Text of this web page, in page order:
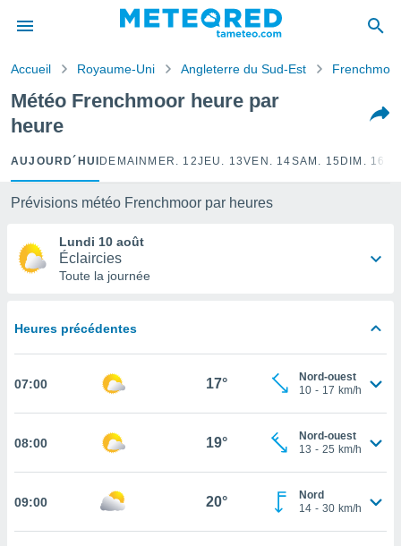
de
a
par
des
par le
CONTINUER
Accueil Royaume-Uni Angleterre du Sud-Est Frenchmoor
Météo Frenchmoor heure par
heure
AUJOURD´HUI DEMAIN MER. 12JEU. 13VEN. 14SAM. 15 DIM. 16
Prévisions météo Frenchmoor par heures
Lundi 10 août
Éclaircies
Toute la journée
Heures précédentes
07:00 17°
Nord-ouest
10 - 17 km/h
08:00 19°
Nord-ouest
13 - 25 km/h
09:00 20°
Nord
14 - 30 km/h